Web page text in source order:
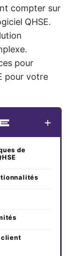
compter sur
QHSE.
pour
pour votre
de
client